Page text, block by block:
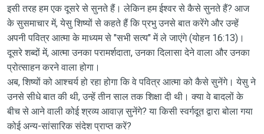
इसी तरह हम एक दूसरे से सुनते हैं। लेकिन हम ईश्वर से कैसे सुनते हैं? आज
के सुसमाचार में, येसु शिष्यों से कहते हैं कि प्रभु उनसे बात करेंगे और उन्हें
अपनी पवित्र आत्मा के माध्यम से "सभी सत्य" में ले जाएंगे (योहन 16:13)।
दूसरे शब्दों में, आत्मा उनका परामर्शदाता, उनका दिलासा देने वाला और उनका
प्रोत्साहन करने वाला होगा।
अब, शिष्यों को आश्चर्य हो रहा होगा कि वे पवित्र आत्मा को कैसे सुनेंगे। येसु ने
उनसे सीधे बात की थी, उन्हें तीन साल तक शिक्षा दी थी। क्या वे बादलों के
बीच से आने वाली कोई श्रव्य आवाज़ सुनेंगे? या किसी स्वर्गदूत द्वारा बोला गया
कोई अन्य-सांसारिक संदेश प्राप्त करें?